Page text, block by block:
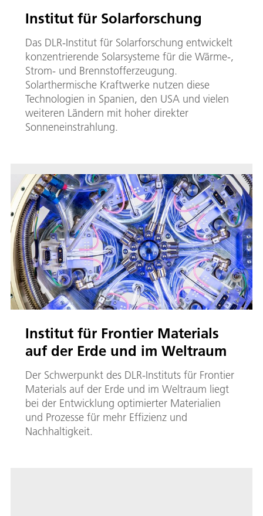
Institut für Solarforschung
Das DLR-Institut für Solarforschung entwickelt
konzentrierende Solarsysteme für die Wärme-,
Strom- und Brennstofferzeugung.
Solarthermische Kraftwerke nutzen diese
Technologien in Spanien, den USA und vielen
weiteren Ländern mit hoher direkter
Sonneneinstrahlung.
Institut für Frontier Materials
auf der Erde und im Weltraum
Der Schwerpunkt des DLR-Instituts für Frontier
Materials auf der Erde und im Weltraum liegt
bei der Entwicklung optimierter Materialien
und Prozesse für mehr Effizienz und
Nachhaltigkeit.